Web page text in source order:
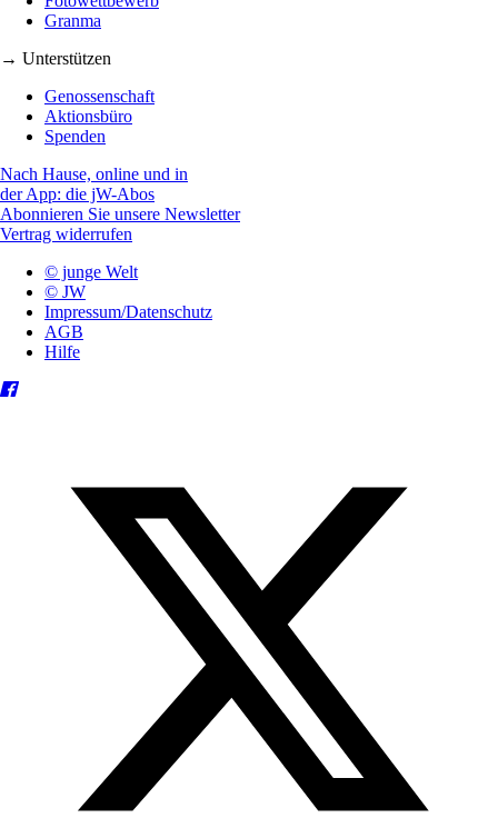
Granma
→ Unterstützen
Genossenschaft
Aktionsbüro
Spenden
Nach Hause, online und in
der App: die jW-Abos
Abonnieren Sie unsere Newsletter
Vertrag widerrufen
© junge Welt
© JW
Impressum/Datenschutz
AGB
Hilfe